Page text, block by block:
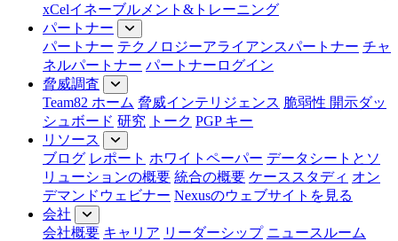
xCelイネーブルメント&トレーニング
パートナー
パートナー テクノロジーアライアンスパートナー チャ
ネルパートナー パートナーログイン
脅威調査
Team82 ホーム 脅威インテリジェンス 脆弱性 開示ダッ
シュボード 研究 トーク PGP キー
リソース
ブログ レポート ホワイトペーパー データシートとソ
リューションの概要 統合の概要 ケーススタディ オン
デマンドウェビナー Nexusのウェブサイトを見る
会社
会社概要 キャリア リーダーシップ ニュースルーム